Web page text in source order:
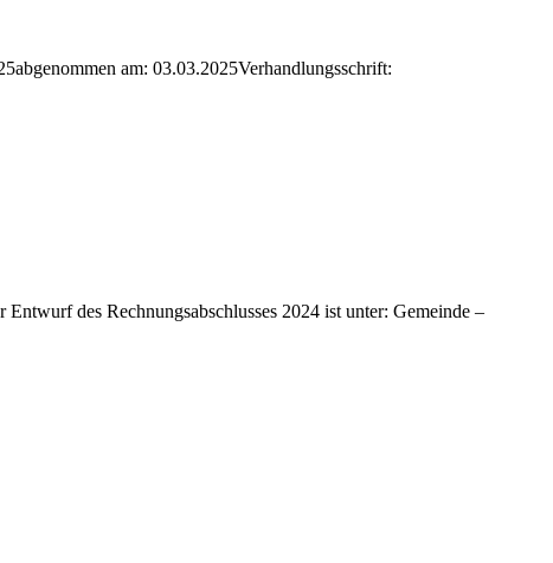
am: 03.03.2025Verhandlungsschrift:
des Rechnungsabschlusses 2024 ist unter: Gemeinde –